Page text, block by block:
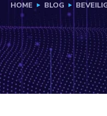
HOME BLOG